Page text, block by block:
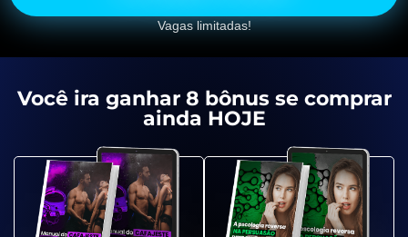
Vagas limitadas!
Você ira ganhar 8 bônus se comprar
ainda HOJE